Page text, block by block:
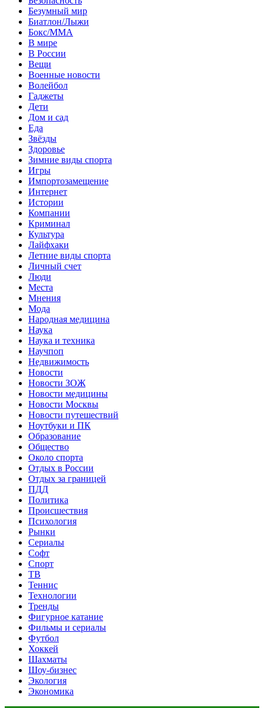
Безумный мир
Биатлон/Лыжи
Бокс/MMA
В мире
В России
Вещи
Военные новости
Волейбол
Гаджеты
Дети
Дом и сад
Еда
Звёзды
Здоровье
Зимние виды спорта
Игры
Импортозамещение
Интернет
Истории
Компании
Криминал
Культура
Лайфхаки
Летние виды спорта
Личный счет
Люди
Места
Мнения
Мода
Народная медицина
Наука
Наука и техника
Научпоп
Недвижимость
Новости
Новости ЗОЖ
Новости медицины
Новости Москвы
Новости путешествий
Ноутбуки и ПК
Образование
Общество
Около спорта
Отдых в России
Отдых за границей
ПДД
Политика
Происшествия
Психология
Рынки
Сериалы
Софт
Спорт
ТВ
Теннис
Технологии
Тренды
Фигурное катание
Фильмы и сериалы
Футбол
Хоккей
Шахматы
Шоу-бизнес
Экология
Экономика